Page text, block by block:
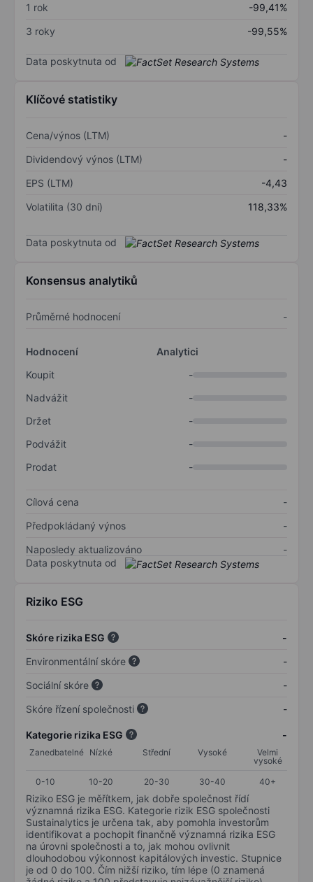
1 rok
-99,41%
3 roky
-99,55%
Data poskytnuta od
Klíčové statistiky
Cena/výnos (LTM)
-
Dividendový výnos (LTM)
-
EPS (LTM)
-4,43
Volatilita (30 dní)
118,33%
Data poskytnuta od
Konsensus analytiků
Průměrné hodnocení -
Hodnocení
Analytici
Koupit
-
Nadvážit
-
Držet
-
Podvážit
-
Prodat
-
Cílová cena
-
Předpokládaný výnos
-
Naposledy aktualizováno
-
Data poskytnuta od
Riziko ESG
Skóre rizika ESG
-
Environmentální skóre
-
Sociální skóre
-
Skóre řízení společnosti
-
Kategorie rizika ESG -
Zanedbatelné Nízké Střední Vysoké
Velmi
vysoké
0-10
10-20 20-30 30-40 40+
Riziko ESG je měřítkem, jak dobře společnost řídí
významná rizika ESG. Kategorie rizik ESG společnosti
Sustainalytics je určena tak, aby pomohla investorům
identifikovat a pochopit finančně významná rizika ESG
na úrovni společnosti a to, jak mohou ovlivnit
dlouhodobou výkonnost kapitálových investic. Stupnice
je od 0 do 100. Čím nižší riziko, tím lépe (0 znamená